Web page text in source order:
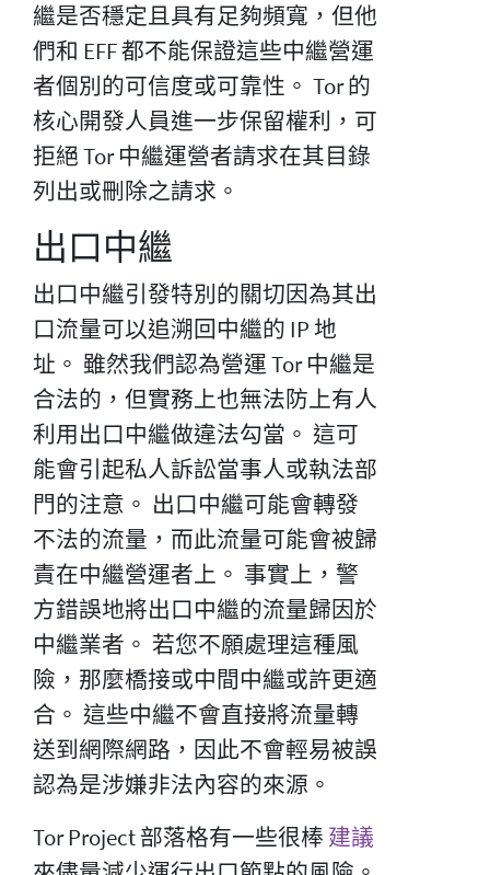
繼是否穩定且具有足夠頻寬，但他
們和 EFF 都不能保證這些中繼營運
者個別的可信度或可靠性。 Tor 的
核心開發人員進一步保留權利，可
拒絕 Tor 中繼運營者請求在其目錄
列出或刪除之請求。
出口中繼
出口中繼引發特別的關切因為其出
口流量可以追溯回中繼的 IP 地
址。 雖然我們認為營運 Tor 中繼是
合法的，但實務上也無法防上有人
利用出口中繼做違法勾當。 這可
能會引起私人訴訟當事人或執法部
門的注意。 出口中繼可能會轉發
不法的流量，而此流量可能會被歸
責在中繼營運者上。 事實上，警
方錯誤地將出口中繼的流量歸因於
中繼業者。 若您不願處理這種風
險，那麼橋接或中間中繼或許更適
合。 這些中繼不會直接將流量轉
送到網際網路，因此不會輕易被誤
認為是涉嫌非法內容的來源。
Tor Project 部落格有一些很棒 建議